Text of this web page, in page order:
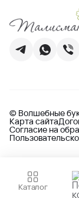
Каталог
© Волшебные
Карта сайта
Согласие на